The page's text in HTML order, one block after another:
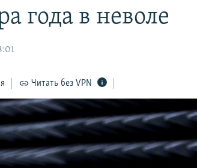
года в неволе
Читать без VPN